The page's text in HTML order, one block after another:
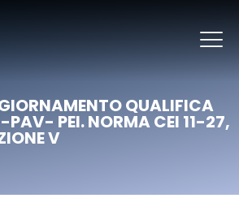
QUALIFICA
PAV- PEI. NORMA CEI 11-27,
V